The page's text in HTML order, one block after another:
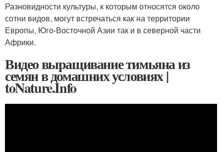
Разновидности культуры, к которым относятся около
сотни видов, могут встречаться как на территории
Европы, Юго-Восточной Азии так и в северной части
Африки.
Видео выращивание тимьяна из
семян в домашних условиях |
toNature.Info